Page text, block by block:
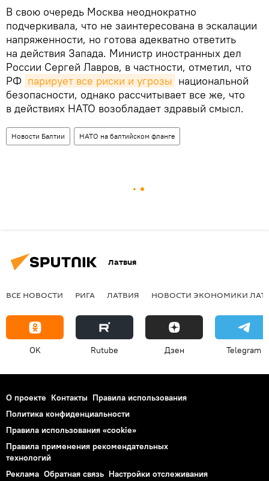
В свою очередь Москва неоднократно
подчеркивала, что не заинтересована в эскалации
напряженности, но готова адекватно ответить
на действия Запада. Министр иностранных дел
России Сергей Лавров, в частности, отметил, что
РФ парирует все риски и угрозы национальной
безопасности, однако рассчитывает все же, что
в действиях НАТО возобладает здравый смысл.
Новости Балтии НАТО на балтийском фланге
Латвия
ВСЕ НОВОСТИ РИГА ЛАТВИЯ НОВОСТИ ЭКОНОМИКИ
OK Rutube Дзен Telegram
О проекте Контакты Правила использования
Политика конфиденциальности
Правила использования «cookie»
Правила применения рекомендательных
технологий
Реклама Обратная связь Настройки отслеживания